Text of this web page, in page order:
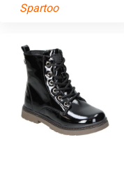
Spartoo